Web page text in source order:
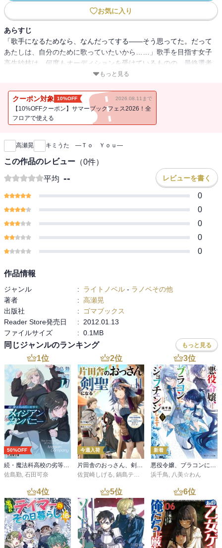
お気に入り
あらすじ
「歌手になるためなら、なんだってする――そう思ってた。だって
あたしは、自分のために歌っていたいから……」歌手を目指す女子
高生紗枝は、何度もオーディションを受けているものの、最終選考
でいつも落ちてしまっていた。そんなある日、ひょんなことから、
知っていく……。
もっと見る
クーポン対象 10%OFF 2026.08.11まで
【10%OFFクーポン】サマーブックフェス2026！全
フロアで使える
新刊通知
高瀬晃 キミうた ―Ｔｏ Ｙｏｕ―
この作品のレビュー （0件）
平均 -- レビューを書く
0
0
0
0
0
作品情報
ジャンル : ライトノベル - ラノベその他
著者
: 高瀬晃
出版社
:
ゴマブックス
Reader Store発売日
:
2012.01.13
ファイルサイズ
: 0.1MB
同じジャンルのランキング もっと見る
1位
50%OFF
続・魔法科高校の劣等生 メイジアン・カンパニー(11)
佐島勤, 石田可奈
2位
今週入荷
片田舎のおっさん、剣聖になる 11 ～ただの田舎の剣術師範だったのに、大成した弟子たちが俺を放ってくれない件～
佐賀崎しげる, 鍋島テツヒロ
3位
新着
悪役令嬢、ブラコンにジョブチェンジします９【電子特典付き】
浜千鳥, 八美☆わん
4位 5位 6位